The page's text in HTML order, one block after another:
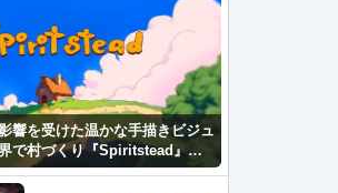
響を受けた温かな手描きビジュ
で村づくり『Spiritstead』本